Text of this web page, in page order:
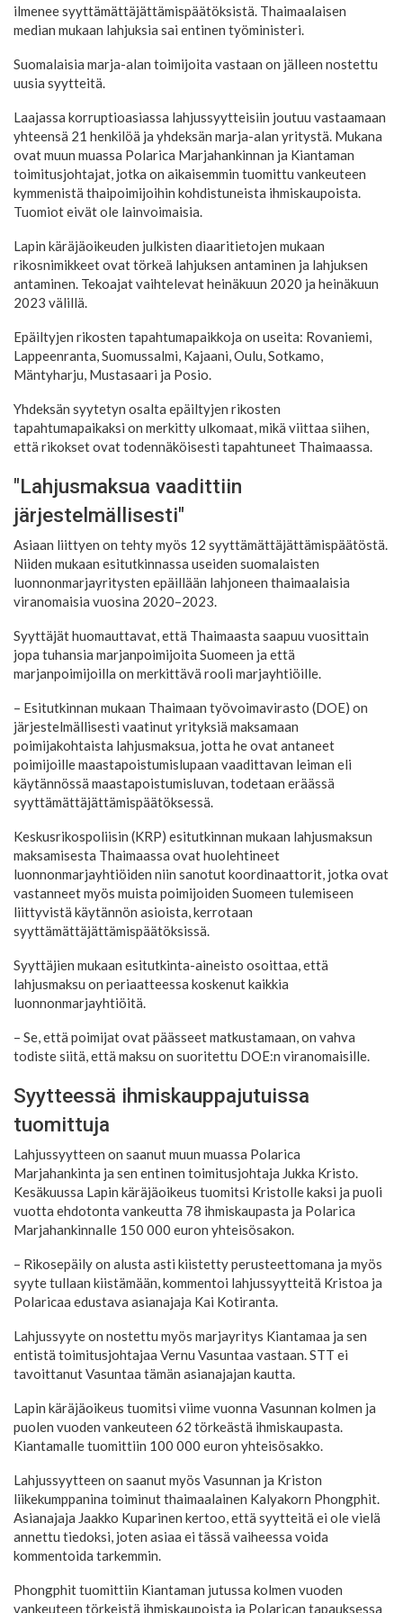
ilmenee syyttämättäjättämispäätöksistä. Thaimaalaisen
median mukaan lahjuksia sai entinen työministeri.
Suomalaisia marja-alan toimijoita vastaan on jälleen nostettu
uusia syytteitä.
Laajassa korruptioasiassa lahjussyytteisiin joutuu vastaamaan
yhteensä 21 henkilöä ja yhdeksän marja-alan yritystä. Mukana
ovat muun muassa Polarica Marjahankinnan ja Kiantaman
toimitusjohtajat, jotka on aikaisemmin tuomittu vankeuteen
kymmenistä thaipoimijoihin kohdistuneista ihmiskaupoista.
Tuomiot eivät ole lainvoimaisia.
Lapin käräjäoikeuden julkisten diaaritietojen mukaan
rikosnimikkeet ovat törkeä lahjuksen antaminen ja lahjuksen
antaminen. Tekoajat vaihtelevat heinäkuun 2020 ja heinäkuun
2023 välillä.
Epäiltyjen rikosten tapahtumapaikkoja on useita: Rovaniemi,
Lappeenranta, Suomussalmi, Kajaani, Oulu, Sotkamo,
Mäntyharju, Mustasaari ja Posio.
Yhdeksän syytetyn osalta epäiltyjen rikosten
tapahtumapaikaksi on merkitty ulkomaat, mikä viittaa siihen,
että rikokset ovat todennäköisesti tapahtuneet Thaimaassa.
"Lahjusmaksua vaadittiin
järjestelmällisesti"
Asiaan liittyen on tehty myös 12 syyttämättäjättämispäätöstä.
Niiden mukaan esitutkinnassa useiden suomalaisten
luonnonmarjayritysten epäillään lahjoneen thaimaalaisia
viranomaisia vuosina 2020–2023.
Syyttäjät huomauttavat, että Thaimaasta saapuu vuosittain
jopa tuhansia marjanpoimijoita Suomeen ja että
marjanpoimijoilla on merkittävä rooli marjayhtiöille.
– Esitutkinnan mukaan Thaimaan työvoimavirasto (DOE) on
järjestelmällisesti vaatinut yrityksiä maksamaan
poimijakohtaista lahjusmaksua, jotta he ovat antaneet
poimijoille maastapoistumislupaan vaadittavan leiman eli
käytännössä maastapoistumisluvan, todetaan eräässä
syyttämättäjättämispäätöksessä.
Keskusrikospoliisin (KRP) esitutkinnan mukaan lahjusmaksun
maksamisesta Thaimaassa ovat huolehtineet
luonnonmarjayhtiöiden niin sanotut koordinaattorit, jotka ovat
vastanneet myös muista poimijoiden Suomeen tulemiseen
liittyvistä käytännön asioista, kerrotaan
syyttämättäjättämispäätöksissä.
Syyttäjien mukaan esitutkinta-aineisto osoittaa, että
lahjusmaksu on periaatteessa koskenut kaikkia
luonnonmarjayhtiöitä.
– Se, että poimijat ovat päässeet matkustamaan, on vahva
todiste siitä, että maksu on suoritettu DOE:n viranomaisille.
Syytteessä ihmiskauppajutuissa
tuomittuja
Lahjussyytteen on saanut muun muassa Polarica
Marjahankinta ja sen entinen toimitusjohtaja Jukka Kristo.
Kesäkuussa Lapin käräjäoikeus tuomitsi Kristolle kaksi ja puoli
vuotta ehdotonta vankeutta 78 ihmiskaupasta ja Polarica
Marjahankinnalle 150 000 euron yhteisösakon.
– Rikosepäily on alusta asti kiistetty perusteettomana ja myös
syyte tullaan kiistämään, kommentoi lahjussyytteitä Kristoa ja
Polaricaa edustava asianajaja Kai Kotiranta.
Lahjussyyte on nostettu myös marjayritys Kiantamaa ja sen
entistä toimitusjohtajaa Vernu Vasuntaa vastaan. STT ei
tavoittanut Vasuntaa tämän asianajajan kautta.
Lapin käräjäoikeus tuomitsi viime vuonna Vasunnan kolmen ja
puolen vuoden vankeuteen 62 törkeästä ihmiskaupasta.
Kiantamalle tuomittiin 100 000 euron yhteisösakko.
Lahjussyytteen on saanut myös Vasunnan ja Kriston
liikekumppanina toiminut thaimaalainen Kalyakorn Phongphit.
Asianajaja Jaakko Kuparinen kertoo, että syytteitä ei ole vielä
annettu tiedoksi, joten asiaa ei tässä vaiheessa voida
kommentoida tarkemmin.
Phongphit tuomittiin Kiantaman jutussa kolmen vuoden
vankeuteen törkeistä ihmiskaupoista ja Polarican tapauksessa